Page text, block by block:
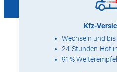
Kfz-
Wechseln und
24-Stunden-
91%